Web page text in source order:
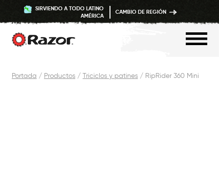
Contenido
SIRVIENDO A TODO LATINO
AMÉRICA
CAMBIO DE REGIÓN
Portada / Productos / Triciclos y patines / RipRider 360 Mini